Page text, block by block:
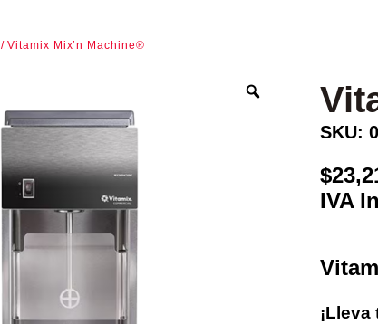
/ Vitamix Mix’n Machine®
SKU: